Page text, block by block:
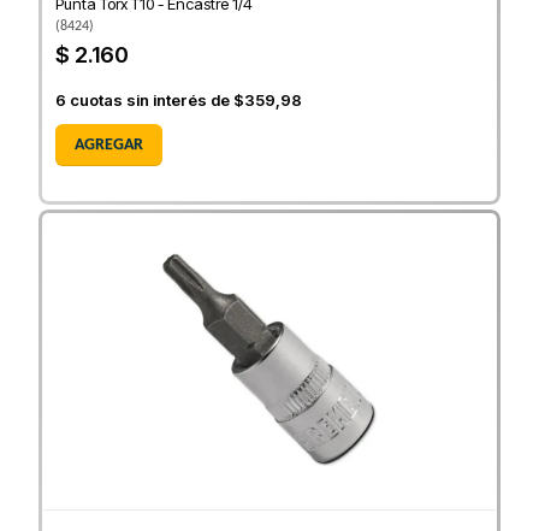
Punta Torx T10 - Encastre 1/4
(8424)
$ 2.160
6 cuotas sin interés de $359,98
AGREGAR